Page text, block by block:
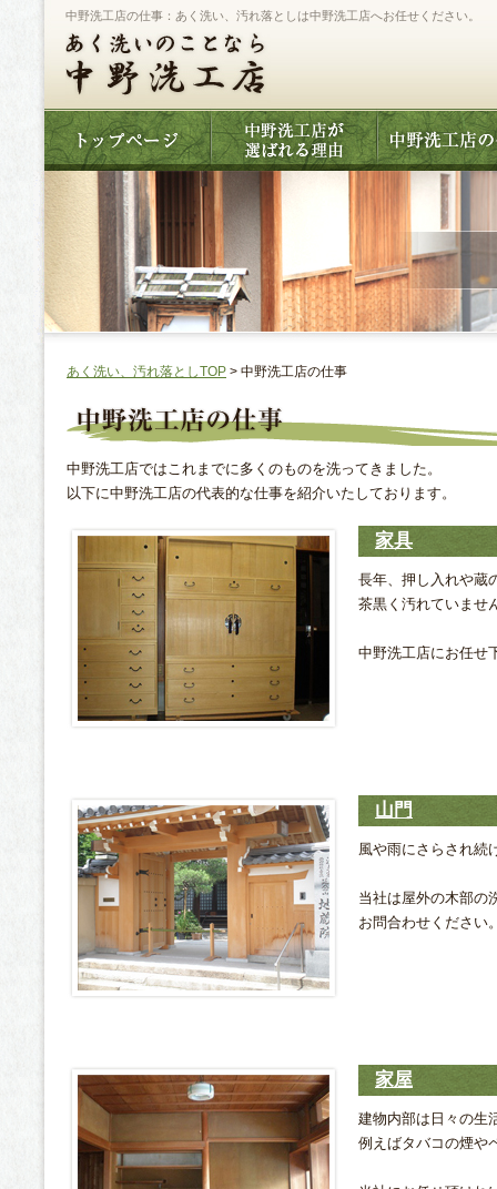
中野洗工店の仕事：あく洗い、汚れ落としは中野洗工店へお任せください。
あく洗い、汚れ落としTOP > 中野洗工店の仕事
中野洗工店ではこれまでに多くのものを洗ってきました。
以下に中野洗工店の代表的な仕事を紹介いたしております。
家具
長年、押し入れや蔵
茶黒く汚れていませ
中野洗工店にお任せ
山門
風や雨にさらされ続
当社は屋外の木部の
お問合わせください
家屋
建物内部は日々の生
例えばタバコの煙や